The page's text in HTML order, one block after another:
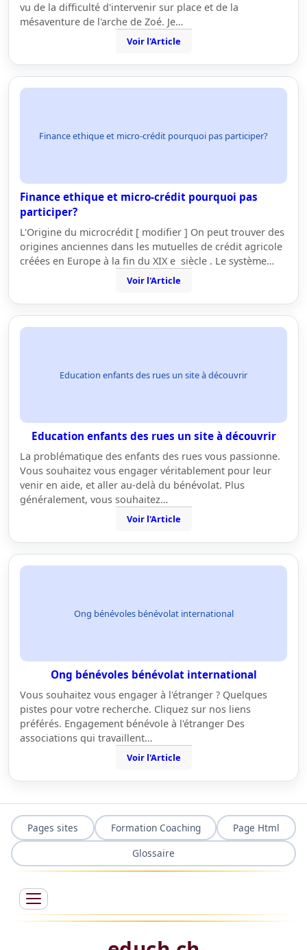
vu de la difficulté d'intervenir sur place et de la
mésaventure de l'arche de Zoé. Je…
Voir l'Article
Finance ethique et micro-crédit pourquoi pas participer?
Finance ethique et micro-crédit pourquoi pas
participer?
L'Origine du microcrédit [ modifier ] On peut trouver des
origines anciennes dans les mutuelles de crédit agricole
créées en Europe à la fin du XIX e siècle . Le système…
Voir l'Article
Education enfants des rues un site à découvrir
Education enfants des rues un site à découvrir
La problématique des enfants des rues vous passionne.
Vous souhaitez vous engager véritablement pour leur
venir en aide, et aller au-delà du bénévolat. Plus
généralement, vous souhaitez…
Voir l'Article
Ong bénévoles bénévolat international
Ong bénévoles bénévolat international
Vous souhaitez vous engager à l'étranger ? Quelques
pistes pour votre recherche. Cliquez sur nos liens
préférés. Engagement bénévole à l'étranger Des
associations qui travaillent…
Voir l'Article
Pages sites Formation Coaching
Page Html
Glossaire